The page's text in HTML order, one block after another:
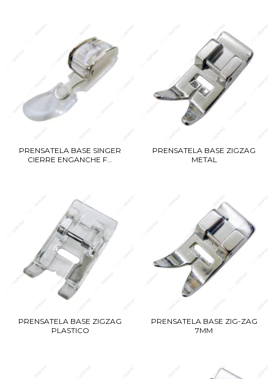
PRENSATELA BASE SINGER
CIERRE ENGANCHE F...
PRENSATELA BASE ZIGZAG
METAL
PRENSATELA BASE ZIGZAG
PLASTICO
PRENSATELA BASE ZIG-ZAG
7MM